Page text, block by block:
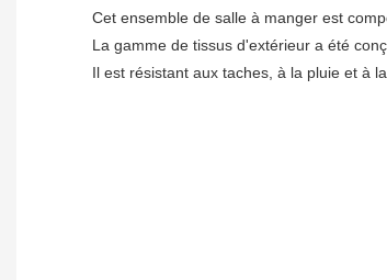
Cet ensemble de salle à manger est
La gamme de tissus d'extérieur a été